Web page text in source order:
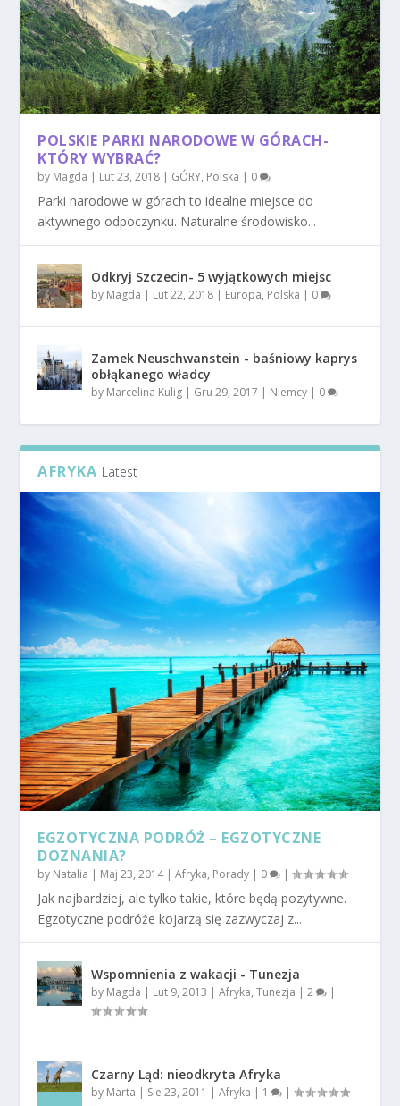
POLSKIE PARKI NARODOWE W GÓRACH-
KTÓRY WYBRAĆ?
by Magda | Lut 23, 2018 | GÓRY, Polska | 0
Parki narodowe w górach to idealne miejsce do
aktywnego odpoczynku. Naturalne środowisko...
Odkryj Szczecin- 5 wyjątkowych miejsc
by Magda | Lut 22, 2018 | Europa, Polska | 0
Zamek Neuschwanstein - baśniowy kaprys
obłąkanego władcy
by Marcelina Kulig | Gru 29, 2017 | Niemcy | 0
AFRYKA Latest
EGZOTYCZNA PODRÓŻ – EGZOTYCZNE
DOZNANIA?
by Natalia Maj 23, 2014|Afryka, Porady 0 |
Jak najbardziej, ale tylko takie, które będą pozytywne.
Egzotyczne podróże kojarzą się zazwyczaj z...
Wspomnienia z wakacji - Tunezja
by Magda Lut 9, 2013 |Afryka,Tunezja |2
Czarny Ląd: nieodkryta Afryka
by Marta Sie 23, 2011 |Afryka 1 |